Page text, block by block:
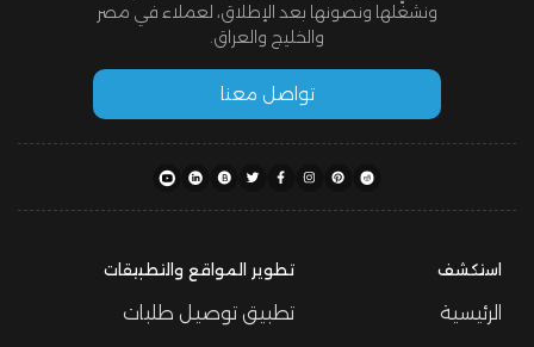
ونشغّلها ونصونها بعد الإطلاق، لعملاء في مصر
والخليج والعراق.
تواصل معنا
استكشف
الرئيسية
تطوير المواقع والتطبيقات
تطبيق توصيل طلبات